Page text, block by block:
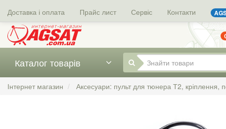
Доставка і оплата Прайс лист Сервіс Контакти
Каталог товарів
Інтернет магазин Аксесуари: пульт для тюнера Т2, кріплення,